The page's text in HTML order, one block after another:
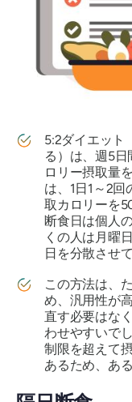
5:2ダイエット
る）は、週5
ロリー摂取量
は、1日1～2
取カロリーを
断食日は個人
くの人は月曜
日を分散させ
この方法は、
め、汎用性が
直す必要はな
わせやすいで
制限を超えて
あるため、あ